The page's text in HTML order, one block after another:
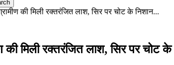
की मिली रक्तरंजित लाश, सिर पर चोट के निशान...
की मिली रक्तरंजित लाश, सिर पर चोट